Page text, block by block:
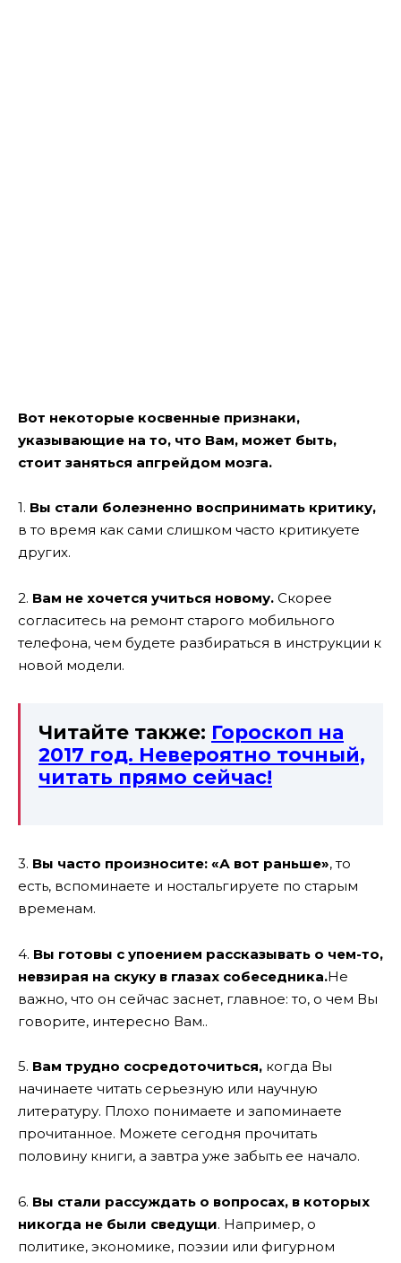
Вот некоторые косвенные признаки,
указывающие на то, что Вам, может быть,
стоит заняться апгрейдом мозга.
1. Вы стали болезненно воспринимать критику,
в то время как сами слишком часто критикуете
других.
2. Вам не хочется учиться новому. Скорее
согласитесь на ремонт старого мобильного
телефона, чем будете разбираться в инструкции к
новой модели.
Читайте также: Гороскоп на
2017 год. Невероятно точный,
читать прямо сейчас!
3. Вы часто произносите: «А вот раньше», то
есть, вспоминаете и ностальгируете по старым
временам.
4. Вы готовы с упоением рассказывать о чем-то,
невзирая на скуку в глазах собеседника.Не
важно, что он сейчас заснет, главное: то, о чем Вы
говорите, интересно Вам..
5. Вам трудно сосредоточиться, когда Вы
начинаете читать серьезную или научную
литературу. Плохо понимаете и запоминаете
прочитанное. Можете сегодня прочитать
половину книги, а завтра уже забыть ее начало.
6. Вы стали рассуждать о вопросах, в которых
никогда не были сведущи. Например, о
политике, экономике, поэзии или фигурном